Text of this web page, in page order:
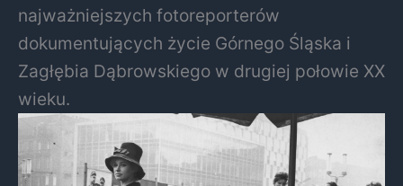
najważniejszych fotoreporterów
dokumentujących życie Górnego Śląska i
Zagłębia Dąbrowskiego w drugiej połowie XX
wieku.